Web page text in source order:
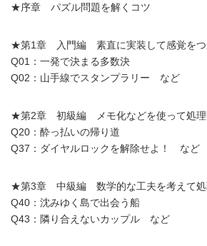
★序章 パズル問題を解くコツ
★第1章 入門編 素直に実装して感覚をつ
Q01：一発で決まる多数決
Q02：山手線でスタンプラリー など
★第2章 初級編 メモ化などを使って処理
Q20：酔っ払いの帰り道
Q37：ダイヤルロックを解除せよ！ など
★第3章 中級編 数学的な工夫を考えて処
Q40：沈みゆく島で出会う船
Q43：隣り合えないカップル など